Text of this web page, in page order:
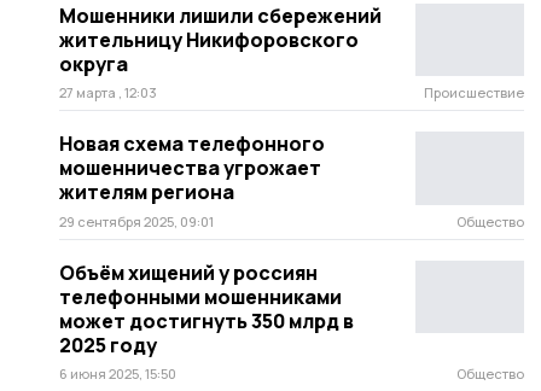
Мошенники лишили сбережений
жительницу Никифоровского
округа
27 марта , 12:03 Происшествие
Новая схема телефонного
мошенничества угрожает
жителям региона
29 сентября 2025, 09:01 Общество
Объём хищений у россиян
телефонными мошенниками
может достигнуть 350 млрд в
2025 году
6 июня 2025, 15:50 Общество